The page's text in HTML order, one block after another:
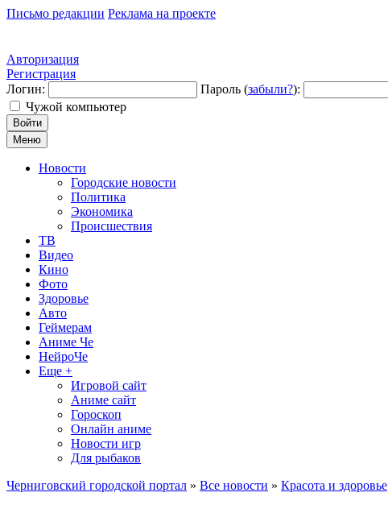
Письмо редакции Реклама на проекте
Авторизация
Регистрация
Логин:
Пароль (забыли?):
Чужой компьютер
Войти
Меню
Новости
Городские новости
Политика
Экономика
Происшествия
ТВ
Видео
Кино
Фото
Здоровье
Авто
Геймерам
Аниме Че
НейроЧе
Еще +
Игровой сайт
Аниме сайт
Гороскоп
Онлайн аниме
Новости игр
Для рыбаков
Черниговский городской портал » Все новости » Красота и здоровье